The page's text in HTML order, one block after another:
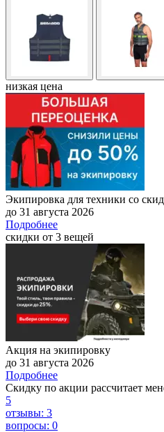
низкая цена
Экипировка для техники со
до 31 августа 2026
Подробнее
скидки от 3 вещей
Акция на экипировку
до 31 августа 2026
Подробнее
Скидку по акции рассчитает
5
отзывы: 3
вопросы: 0